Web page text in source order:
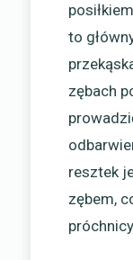
to
zębach
resztek
zębem,